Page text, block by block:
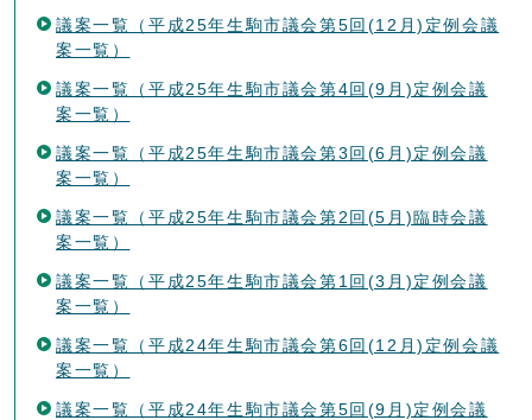
議案一覧（平成25年生駒市議会第5回(12月)定例会議
案一覧）
議案一覧（平成25年生駒市議会第4回(9月)定例会議
案一覧）
議案一覧（平成25年生駒市議会第3回(6月)定例会議
案一覧）
議案一覧（平成25年生駒市議会第2回(5月)臨時会議
案一覧）
議案一覧（平成25年生駒市議会第1回(3月)定例会議
案一覧）
議案一覧（平成24年生駒市議会第6回(12月)定例会議
案一覧）
議案一覧（平成24年生駒市議会第5回(9月)定例会議